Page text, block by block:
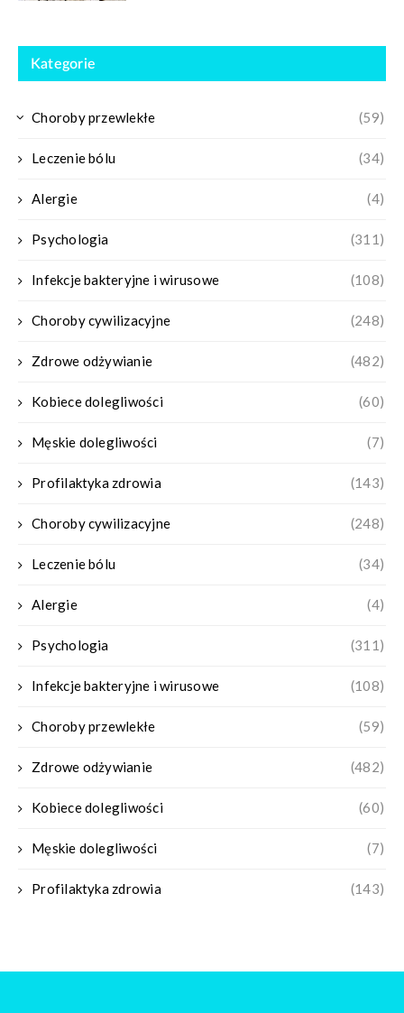
Kategorie
Choroby przewlekłe (59)
Leczenie bólu (34)
Alergie (4)
Psychologia (311)
Infekcje bakteryjne i wirusowe (108)
Choroby cywilizacyjne (248)
Zdrowe odżywianie (482)
Kobiece dolegliwości (60)
Męskie dolegliwości (7)
Profilaktyka zdrowia (143)
Choroby cywilizacyjne (248)
Leczenie bólu (34)
Alergie (4)
Psychologia (311)
Infekcje bakteryjne i wirusowe (108)
Choroby przewlekłe (59)
Zdrowe odżywianie (482)
Kobiece dolegliwości (60)
Męskie dolegliwości (7)
Profilaktyka zdrowia (143)